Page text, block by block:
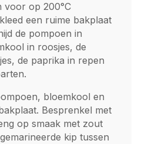
voor op 200°C
een ruime bakplaat
de pompoen in
in roosjes, de
de paprika in repen
bloemkool en
Besprenkel met
op smaak met zout
kip tussen